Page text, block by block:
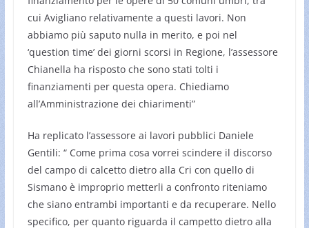
cui Avigliano relativamente a questi lavori. Non
abbiamo più saputo nulla in merito, e poi nel
‘question time’ dei giorni scorsi in Regione, l’assessore
Chianella ha risposto che sono stati tolti i
finanziamenti per questa opera. Chiediamo
all’Amministrazione dei chiarimenti”
Ha replicato l’assessore ai lavori pubblici Daniele
Gentili: “ Come prima cosa vorrei scindere il discorso
del campo di calcetto dietro alla Cri con quello di
Sismano è improprio metterli a confronto riteniamo
che siano entrambi importanti e da recuperare. Nello
specifico, per quanto riguarda il campetto dietro alla